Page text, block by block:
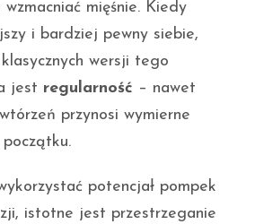
mięśnie. Kiedy
i bardziej pewny siebie,
wersji tego
jest regularność – nawet
przynosi wymierne
potencjał pompek
istotne jest przestrzeganie